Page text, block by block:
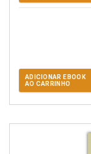
ADICIONAR EBOOK
AO CARRINHO